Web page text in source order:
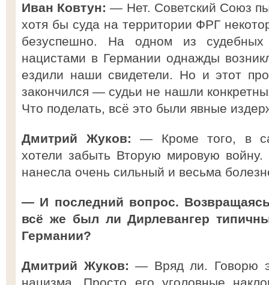
Иван Ковтун: — Нет. Советский Союз
хотя бы суда на территории ФРГ
безуспешно. На одном из
нацистами в Германии однажды
ездили наши свидетели. Но и этот
закончился — судьи не нашли
Что поделать, всё это были явные
Дмитрий Жуков: — Кроме того, в
хотели забыть Вторую мировую
нанесла очень сильный и весьма
— И последний вопрос.
всё же был ли Дирлевангер
Германии?
Дмитрий Жуков: — Вряд ли. Говорю